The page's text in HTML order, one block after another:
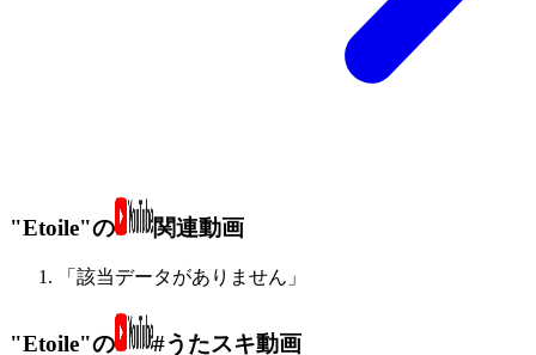
"Etoile"の 関連動画
「該当データがありません」
"Etoile"の #うたスキ動画